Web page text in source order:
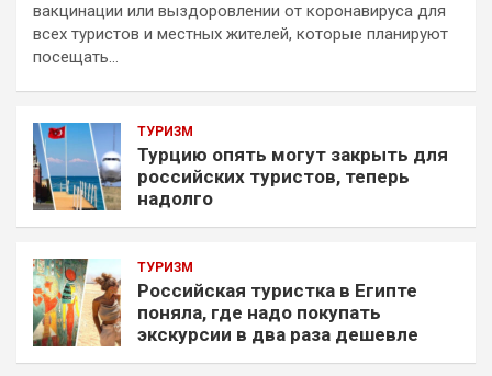
вакцинации или выздоровлении от коронавируса для
всех туристов и местных жителей, которые планируют
посещать…
ТУРИЗМ
Турцию опять могут закрыть для
российских туристов, теперь
надолго
ТУРИЗМ
Российская туристка в Египте
поняла, где надо покупать
экскурсии в два раза дешевле